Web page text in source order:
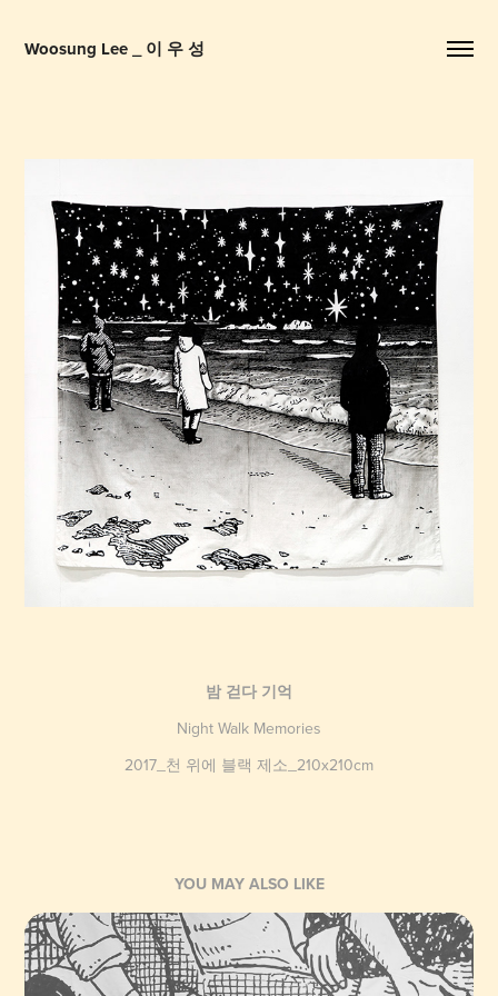
Woosung Lee _ 이 우 성
밤 걷다 기억
Night Walk Memories
2017_천 위에 블랙 제소_210x210cm
YOU MAY ALSO LIKE